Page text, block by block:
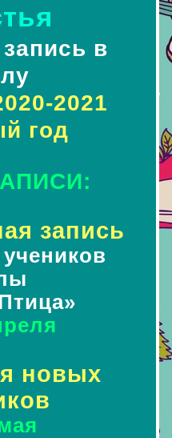
в
2021
год
запись
новых